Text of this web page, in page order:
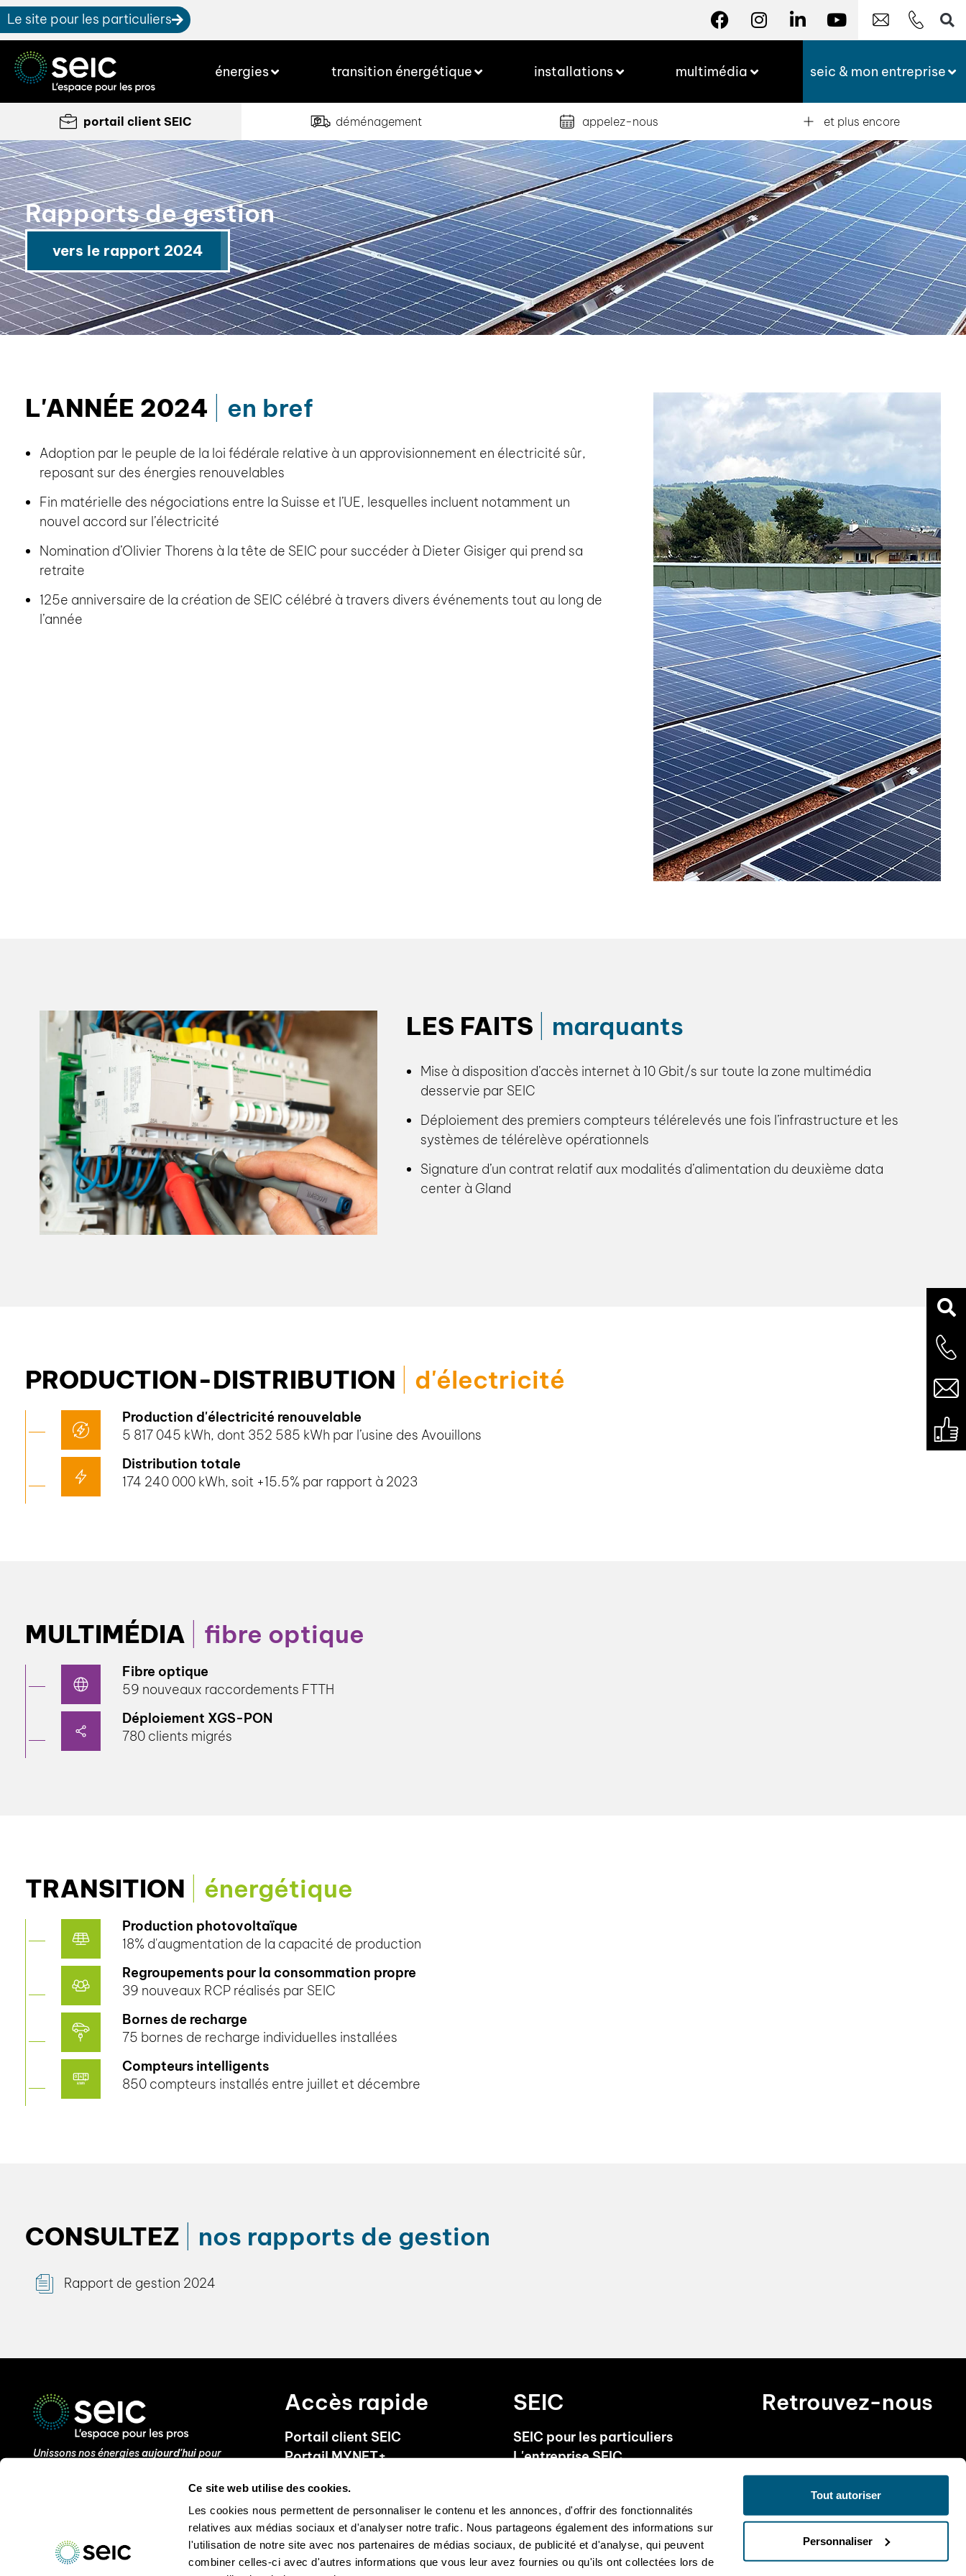
Ce site web utilise des cookies.
Les cookies nous permettent de personnaliser le contenu et les annonces, d'offrir des fonctionnalités
relatives aux médias sociaux et d'analyser notre trafic. Nous partageons également des informations sur
l'utilisation de notre site avec nos partenaires de médias sociaux, de publicité et d'analyse, qui peuvent
combiner celles-ci avec d'autres informations que vous leur avez fournies ou qu'ils ont collectées lors de
Tout autoriser
Personnaliser
Le site pour les particuliers
énergies transition énergétique installations multimédia seic & mon entreprise
portail client SEIC déménagement appelez-nous et plus encore
Rapports de gestion
vers le rapport 2024
L'ANNÉE 2024 en bref
Adoption par le peuple de la loi fédérale relative à un approvisionnement en électricité sûr,
reposant sur des énergies renouvelables
Fin matérielle des négociations entre la Suisse et l’UE, lesquelles incluent notamment un
nouvel accord sur l’électricité
Nomination d’Olivier Thorens à la tête de SEIC pour succéder à Dieter Gisiger qui prend sa
retraite
125e anniversaire de la création de SEIC célébré à travers divers événements tout au long de
l’année
LES FAITS marquants
Mise à disposition d’accès internet à 10 Gbit/s sur toute la zone multimédia
desservie par SEIC
Déploiement des premiers compteurs télérelevés une fois l’infrastructure et les
systèmes de télérelève opérationnels
Signature d’un contrat relatif aux modalités d’alimentation du deuxième data
center à Gland
PRODUCTION-DISTRIBUTION d'électricité
Production d'électricité renouvelable
5 817 045 kWh, dont 352 585 kWh par l’usine des Avouillons
Distribution totale
174 240 000 kWh, soit +15.5% par rapport à 2023
MULTIMÉDIA fibre optique
Fibre optique
59 nouveaux raccordements FTTH
Déploiement XGS-PON
780 clients migrés
TRANSITION énergétique
Production photovoltaïque
18% d'augmentation de la capacité de production
Regroupements pour la consommation propre
39 nouveaux RCP réalisés par SEIC
Bornes de recharge
75 bornes de recharge individuelles installées
Compteurs intelligents
850 compteurs installés entre juillet et décembre
CONSULTEZ nos rapports de gestion
Rapport de gestion 2024
Unissons nos énergiesaujourd'huipour
Avenue du Mont-Blanc 24
Contactez-nous
Tel :+41 22 364 31 31
Accès rapide
Portail client SEIC
Portail MYNET+
Foire aux questions
Conditions générales
SEIC
SEIC pour les particuliers
L'entreprise SEIC
Retrouvez-nous
Entreprise certifiée ISO 9001